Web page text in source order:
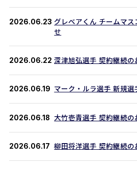
2026.06.23 グレベアくん チームマ
せ
2026.06.22 深津旭弘選手 契約継続の
2026.06.19 マーク・ルラ選手 新規選
2026.06.18 大竹壱青選手 契約継続の
2026.06.17 柳田将洋選手 契約継続の